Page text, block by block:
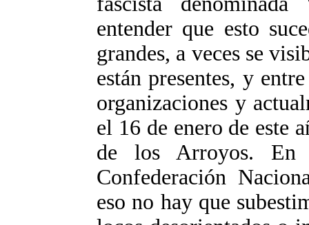
entender que esto
grandes, a veces se
están presentes, y
organizaciones y
el 16 de enero de este
de los Arroyos. En
Confederación
eso no hay que